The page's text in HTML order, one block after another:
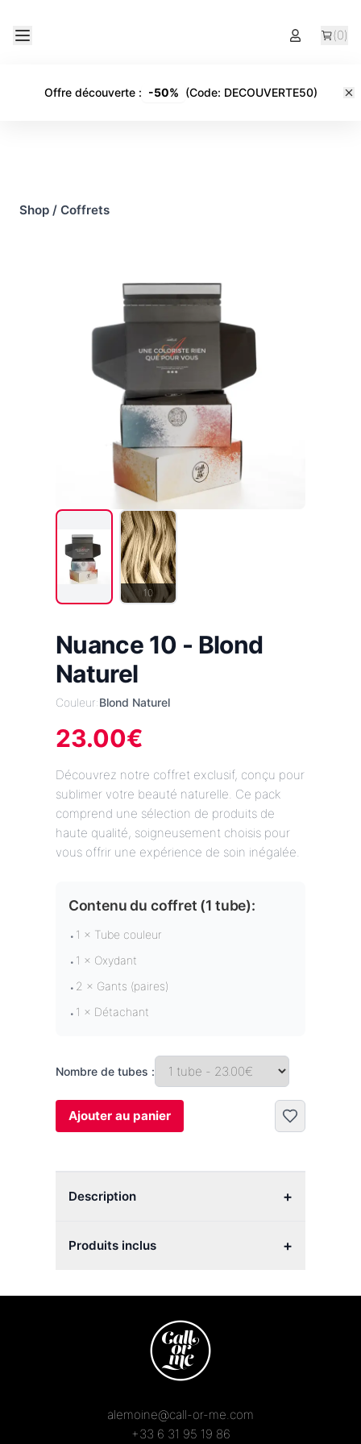
(0)
Offre découverte: -50% (Code: DECOUVERTE50)
Shop / Coffrets
10
Nuance 10 - Blond
Naturel
Couleur:Blond Naturel
23.00€
Découvrez notre coffret exclusif, conçu pour
sublimer votre beauté naturelle. Ce pack
comprend une sélection de produits de
haute qualité, soigneusement choisis pour
vous offrir une expérience de soin inégalée.
Contenu du coffret (1 tube):
• 1 × Tube couleur
• 1 × Oxydant
• 2 × Gants (paires)
• 1 × Détachant
Nombre de tubes :
Ajouter au panier
Description +
Produits inclus +
alemoine@call-or-me.com
+33 6 31 95 19 86